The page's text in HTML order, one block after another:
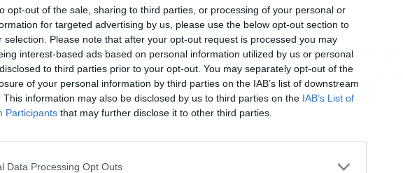
opt-out of the sale, sharing to third parties, or processing of your personal or
for targeted advertising by us, please use the below opt-out section to
selection. Please note that after your opt-out request is processed you may
interest-based ads based on personal information utilized by us or personal
to third parties prior to your opt-out. You may separately opt-out of the
of your personal information by third parties on the IAB’s list of downstream
This information may also be disclosed by us to third parties on the IAB’s List of
Participants that may further disclose it to other third parties.
Data Processing Opt Outs